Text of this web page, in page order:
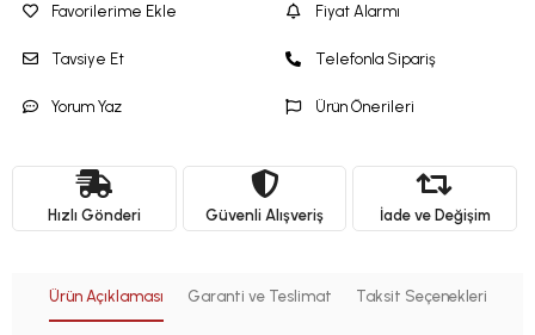
Favorilerime Ekle
Tavsiye Et
Yorum Yaz
Fiyat Alarmı
Telefonla Sipariş
Ürün Önerileri
Hızlı Gönderi Güvenli Alışveriş İade ve Değişim
Ürün Açıklaması Garanti ve Teslimat Taksit Seçenekleri